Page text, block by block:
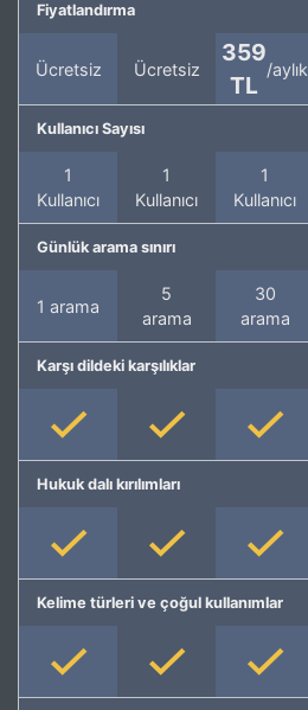
Fiyatlandırma
Ücretsiz Ücretsiz
359
TL
/aylık
Kullanıcı Sayısı
1
Kullanıcı
1
Kullanıcı
1
Kullanıcı
Günlük arama sınırı
1 arama
5
arama
30
arama
Karşı dildeki karşılıklar
Hukuk dalı kırılımları
Kelime türleri ve çoğul kullanımlar